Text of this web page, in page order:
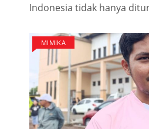
Indonesia tidak hanya
MIMIKA